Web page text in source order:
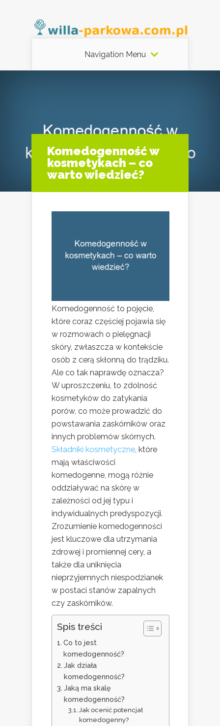
Navigation Menu
Komedogenność w
kosmetykach – co
warto wiedzieć?
Komedogenność to pojęcie,
które coraz częściej pojawia się
w rozmowach o pielęgnacji
skóry, zwłaszcza w kontekście
osób z cerą skłonną do trądziku.
Ale co tak naprawdę oznacza?
W uproszczeniu, to zdolność
kosmetyków do zatykania
porów, co może prowadzić do
powstawania zaskórników oraz
innych problemów skórnych.
Składniki kosmetyczne, które
mają właściwości
komedogenne, mogą różnie
oddziaływać na skórę w
zależności od jej typu i
indywidualnych predyspozycji.
Zrozumienie komedogenności
jest kluczowe dla utrzymania
zdrowej i promiennej cery, a
także dla uniknięcia
nieprzyjemnych niespodzianek
w postaci stanów zapalnych
czy zaskórników.
Spis treści
Co to jest
komedogenność?
Jak działa
komedogenność?
Jaką ma skalę
komedogenność?
Jak ocenić potencjał
komedogenny?